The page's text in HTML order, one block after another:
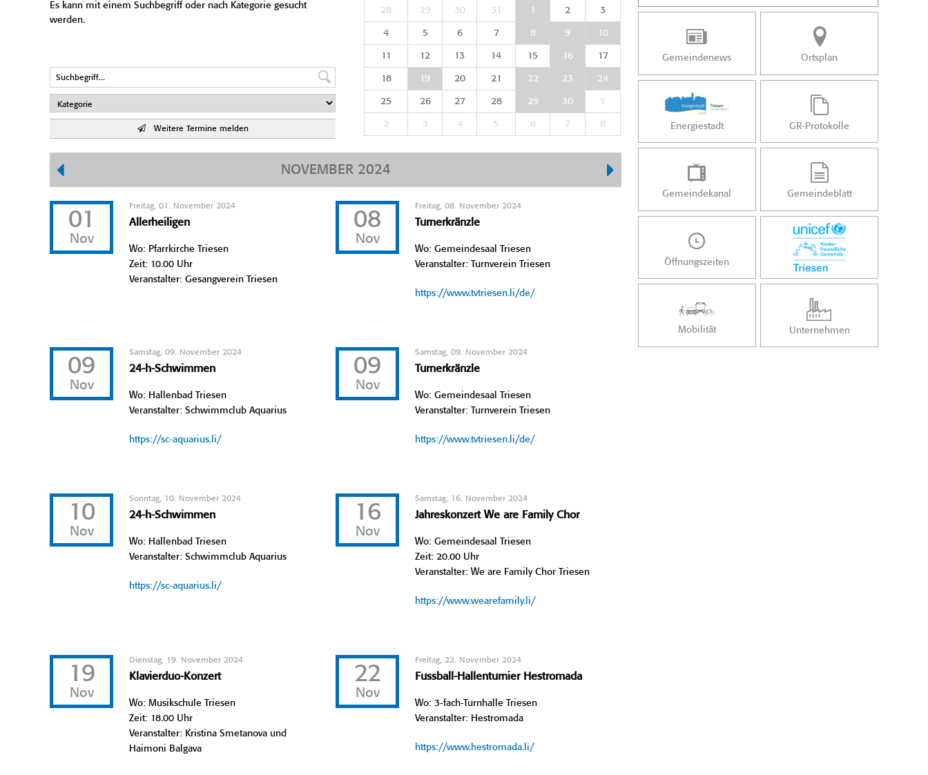
Es kann mit einem Suchbegriff oder nach Kategorie gesucht
werden.
Weitere Termine melden
28 29 30 31 1 2 3
4 5 6 7 8 9 10
11 12 13 14 15 16 17
18 19 20 21 22 23 24
25 26 27 28 29 30 1
2 3 4 5 6 7 8
NOVEMBER 2024
01
Nov
Freitag, 01. November 2024
Allerheiligen
Wo: Pfarrkirche Triesen
Zeit: 10.00 Uhr
Veranstalter: Gesangverein Triesen
08
Nov
Freitag, 08. November 2024
Turnerkränzle
Wo: Gemeindesaal Triesen
Veranstalter: Turnverein Triesen
https://www.tvtriesen.li/de/
09
Nov
Samstag, 09. November 2024
24-h-Schwimmen
Wo: Hallenbad Triesen
Veranstalter: Schwimmclub Aquarius
https://sc-aquarius.li/
09
Nov
Samstag, 09. November 2024
Turnerkränzle
Wo: Gemeindesaal Triesen
Veranstalter: Turnverein Triesen
https://www.tvtriesen.li/de/
10
Nov
Sonntag, 10. November 2024
24-h-Schwimmen
Wo: Hallenbad Triesen
Veranstalter: Schwimmclub Aquarius
https://sc-aquarius.li/
16
Nov
Samstag, 16. November 2024
Jahreskonzert We are Family Chor
Wo: Gemeindesaal Triesen
Zeit: 20.00 Uhr
Veranstalter: We are Family Chor Triesen
https://www.wearefamily.li/
19
Nov
Dienstag, 19. November 2024
Klavierduo-Konzert
Wo: Musikschule Triesen
Zeit: 18.00 Uhr
Veranstalter: Kristina Smetanova und
Haimoni Balgava
22
Nov
Freitag, 22. November 2024
Fussball-Hallenturnier Hestromada
Wo: 3-fach-Turnhalle Triesen
Veranstalter: Hestromada
https://www.hestromada.li/
Gemeindenews Ortsplan
Energiestadt GR-Protokolle
Gemeindekanal Gemeindeblatt
Öffnungszeiten
Mobilität Unternehmen